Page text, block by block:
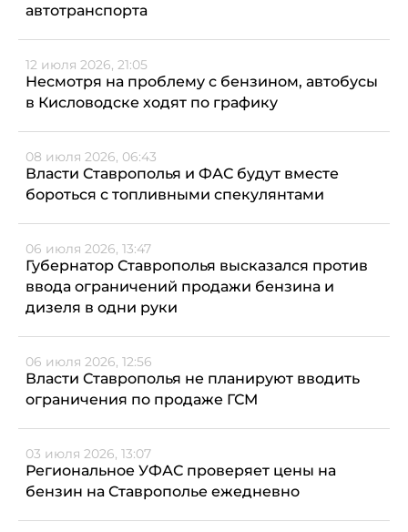
автотранспорта
12 июля 2026, 21:05
Несмотря на проблему с бензином, автобусы
в Кисловодске ходят по графику
08 июля 2026, 06:43
Власти Ставрополья и ФАС будут вместе
бороться с топливными спекулянтами
06 июля 2026, 13:47
Губернатор Ставрополья высказался против
ввода ограничений продажи бензина и
дизеля в одни руки
06 июля 2026, 12:56
Власти Ставрополья не планируют вводить
ограничения по продаже ГСМ
03 июля 2026, 13:07
Региональное УФАС проверяет цены на
бензин на Ставрополье ежедневно